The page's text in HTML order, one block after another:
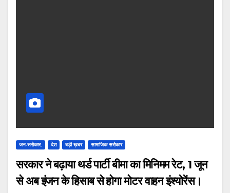
जन-सरोकार. देश बड़ी ख़बर सामाजिक सरोकार
सरकार ने बढ़ाया थर्ड पार्टी बीमा का मिनिमम रेट, 1 जून
से अब इंजन के हिसाब से होगा मोटर वाहन इंश्योरेंस।